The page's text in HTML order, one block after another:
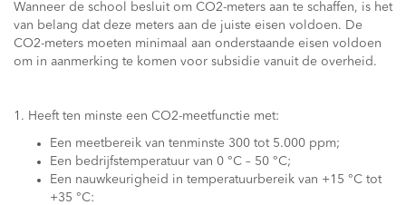
Wanneer de school besluit om CO2-meters aan te schaffen, is het
van belang dat deze meters aan de juiste eisen voldoen. De
CO2-meters moeten minimaal aan onderstaande eisen voldoen
om in aanmerking te komen voor subsidie vanuit de overheid.
1. Heeft ten minste een CO2-meetfunctie met:
Een meetbereik van tenminste 300 tot 5.000 ppm;
Een bedrijfstemperatuur van 0 °C – 50 °C;
Een nauwkeurigheid in temperatuurbereik van +15 °C tot
+35 °C: